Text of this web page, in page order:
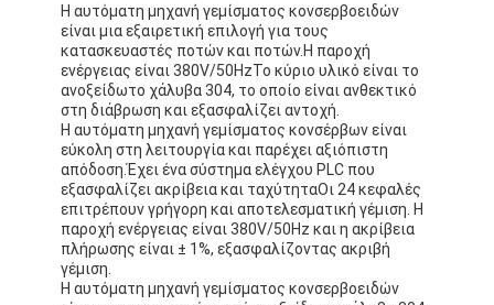
Η αυτόματη μηχανή γεμίσματος κονσερβοειδών
είναι μια εξαιρετική επιλογή για τους
κατασκευαστές ποτών και ποτών.Η παροχή
ενέργειας είναι 380V/50HzΤο κύριο υλικό είναι το
ανοξείδωτο χάλυβα 304, το οποίο είναι ανθεκτικό
στη διάβρωση και εξασφαλίζει αντοχή.
Η αυτόματη μηχανή γεμίσματος κονσέρβων είναι
εύκολη στη λειτουργία και παρέχει αξιόπιστη
απόδοση.Έχει ένα σύστημα ελέγχου PLC που
εξασφαλίζει ακρίβεια και ταχύτηταΟι 24 κεφαλές
επιτρέπουν γρήγορη και αποτελεσματική γέμιση. Η
παροχή ενέργειας είναι 380V/50Hz και η ακρίβεια
πλήρωσης είναι ± 1%, εξασφαλίζοντας ακριβή
γέμιση.
Η αυτόματη μηχανή γεμίσματος κονσερβοειδών